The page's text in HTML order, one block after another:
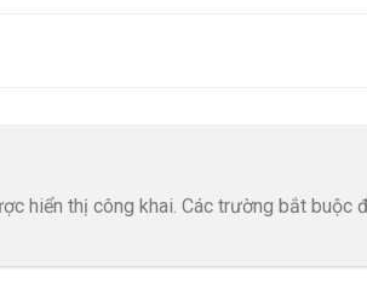
hiển thị công khai. Các trường bắt buộc